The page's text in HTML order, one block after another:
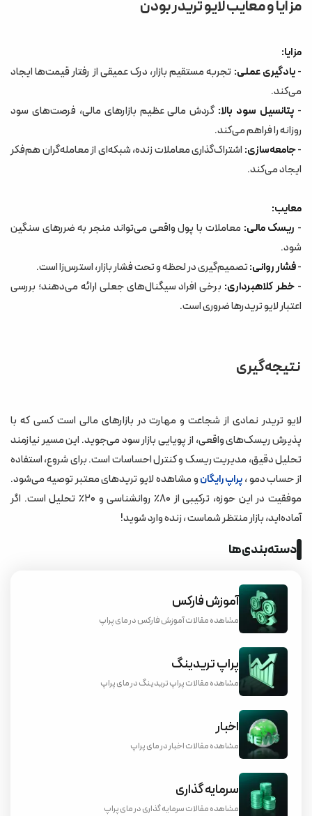
مزایا و معایب لایو تریدر بودن
مزایا:
-یادگیری عملی: تجربه مستقیم بازار، درک عمیقی از رفتار قیمت‌ها ایجاد
می‌کند.
- پتانسیل سود بالا: گردش مالی عظیم بازارهای مالی، فرصت‌های سود
روزانه را فراهم می‌کند.
-جامعه‌سازی: اشتراک‌گذاری معاملات زنده، شبکه‌ای از معامله‌گران هم‌فکر
ایجاد می‌کند.
معایب:
- ریسک مالی: معاملات با پول واقعی می‌تواند منجر به ضررهای سنگین
شود.
-فشار روانی:تصمیم‌گیری در لحظه و تحت فشار بازار، استرس‌زا است.
- خطر کلاهبرداری: برخی افراد سیگنال‌های جعلی ارائه می‌دهند؛ بررسی
اعتبار لایو تریدرها ضروری است.
لایو تریدر نمادی از شجاعت و مهارت در بازارهای مالی است کسی که با
پذیرش ریسک‌های واقعی، از پویایی بازار سود می‌جوید. این مسیر نیازمند
تحلیل دقیق، مدیریت ریسک و کنترل احساسات است. برای شروع، استفاده
از حساب دمو ،پراپ رایگانو مشاهده لایو تریدهای معتبر توصیه می‌شود.
موفقیت در این حوزه، ترکیبی از ۸۰٪ روانشناسی و ۲۰٪ تحلیل است. اگر
آماده‌اید، بازار منتظر شماست ، زنده وارد شوید!
دسته‌بندی‌ها
آموزش فارکس
مشاهده مقالات آموزش فارکس در مای پراپ
پراپ تریدینگ
مشاهده مقالات پراپ تریدینگ در مای پراپ
اخبار
مشاهده مقالات اخبار در مای پراپ
سرمایه گذاری
مشاهده مقالات سرمایه گذاری در مای پراپ